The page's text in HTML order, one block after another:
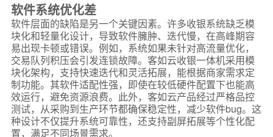
软件系统优化差
软件层面的缺陷是另一个关键因素。许多收银系统缺乏模
块化和轻量化设计，导致软件臃肿、迭代慢，在高峰期容
易出现卡顿或错误。例如，系统如果未针对高流量优化，
交易队列积压会引发连锁故障。客如云收银一体机采用模
块化架构，支持快速迭代和灵活拓展，能根据商家需求定
制功能。其软件适配性强，即使在较低硬件配置下也能高
效运行，避免资源浪费。此外，客如云产品经过严格品控
测试，从采购到生产环节都确保稳定性，减少软件bug。这
种设计不仅提升系统可靠性，还支持副屏拓展等个性化配
置，满足不同场景需求。